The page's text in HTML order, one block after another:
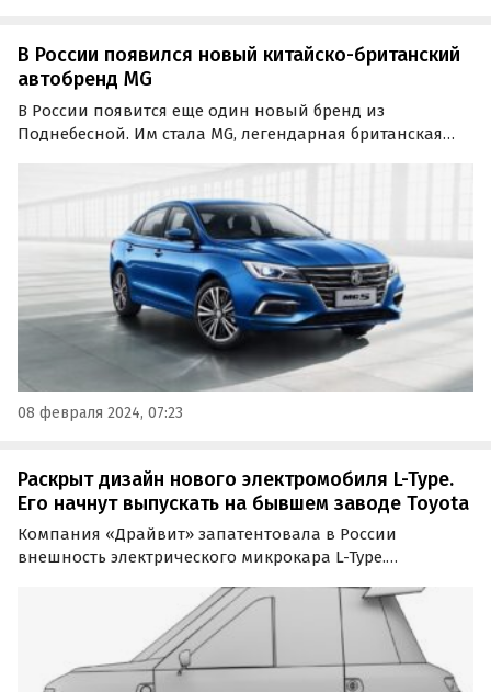
В России появился новый китайско-британский
автобренд MG
В России появится еще один новый бренд из
Поднебесной. Им стала MG, легендарная британская
на продажу в своих шоу-румах седан MG 5.
08 февраля 2024, 07:23
Раскрыт дизайн нового электромобиля L-Type.
Его начнут выпускать на бывшем заводе Toyota
Компания «Драйвит» запатентовала в России
внешность электрического микрокара L-Type.
году хотят начать выпускать на бывшем заводе Toyota
в Санкт-Петербурге, «Автоновости дня» нашли в базе…